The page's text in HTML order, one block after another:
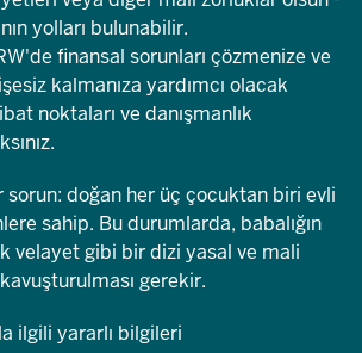
yolları bulunabilir.
finansal sorunları çözmenize ve
kalmanıza yardımcı olacak
noktaları ve danışmanlık
doğan her üç çocuktan biri evli
sahip. Bu durumlarda, babalığın
velayet gibi bir dizi yasal ve mali
gerekir.
ilgili yararlı bilgileri